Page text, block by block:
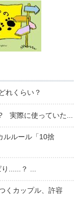
れくらい？
実際に使っていた...
ルルール「10捨
......？ ...
くカップル、許容